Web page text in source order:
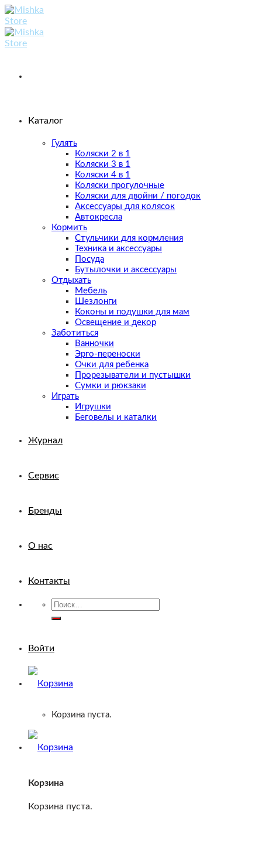
Skip
to
content
Каталог
Гулять
Коляски 2 в 1
Коляски 3 в 1
Коляски 4 в 1
Коляски прогулочные
Коляски для двойни / погодок
Аксессуары для колясок
Автокресла
Кормить
Стульчики для кормления
Техника и аксессуары
Посуда
Бутылочки и аксессуары
Отдыхать
Мебель
Шезлонги
Коконы и подушки для мам
Освещение и декор
Заботиться
Ванночки
Эрго-переноски
Очки для ребенка
Прорезыватели и пустышки
Сумки и рюкзаки
Играть
Игрушки
Беговелы и каталки
Журнал
Сервис
Бренды
О нас
Контакты
Искать:
Войти
Корзина пуста.
Корзина
Корзина пуста.